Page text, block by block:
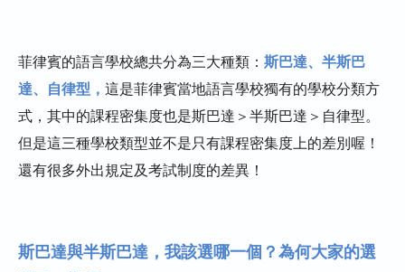
我想了解菲律賓遊學代辦資訊及費用該
怎麼辦呢?
菲律賓的語言學校總共分為三大種類： 斯巴達、半斯巴
達、自律型， 這是菲律賓當地語言學校獨有的學校分類方
式，其中的課程密集度也是斯巴達＞半斯巴達＞自律型。
但是這三種學校類型並不是只有課程密集度上的差別喔！
還有很多外出規定及考試制度的差異！
斯巴達與半斯巴達，我該選哪一個？為何大家的選